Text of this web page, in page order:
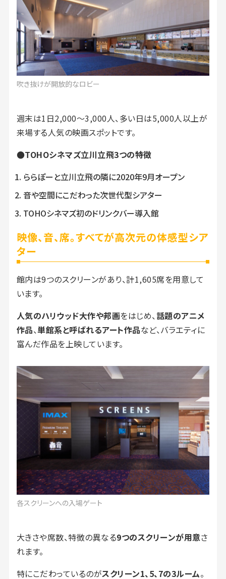
吹き抜けが開放的なロビー
週末は1日2,000～3,000人、多い日は5,000人以上が
来場する人気の映画スポットです。
●TOHOシネマズ立川立飛3つの特徴
ららぽーと立川立飛の隣に2020年9月オープン
音や空間にこだわった次世代型シアター
TOHOシネマズ初のドリンクバー導入館
映像、音、席。すべてが高次元の体感型シア
ター
館内は9つのスクリーンがあり、計1,605席を用意して
います。
人気のハリウッド大作や邦画をはじめ、話題のアニメ
作品、単館系と呼ばれるアート作品など、バラエティに
富んだ作品を上映しています。
各スクリーンへの入場ゲート
大きさや席数、特徴の異なる9つのスクリーンが用意さ
れます。
特にこだわっているのがスクリーン1、5、7の3ルーム。